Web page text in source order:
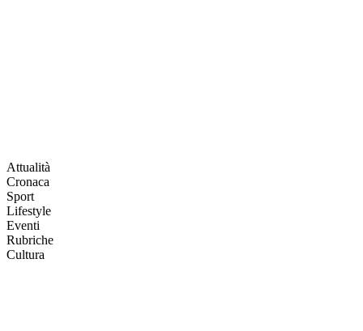
Attualità
Cronaca
Sport
Lifestyle
Eventi
Rubriche
Cultura